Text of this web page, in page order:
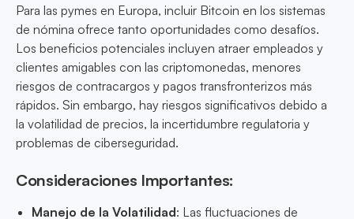
Para las pymes en Europa, incluir Bitcoin en los sistemas
de nómina ofrece tanto oportunidades como desafíos.
Los beneficios potenciales incluyen atraer empleados y
clientes amigables con las criptomonedas, menores
riesgos de contracargos y pagos transfronterizos más
rápidos. Sin embargo, hay riesgos significativos debido a
la volatilidad de precios, la incertidumbre regulatoria y
problemas de ciberseguridad.
Consideraciones Importantes:
Manejo de la Volatilidad: Las fluctuaciones de